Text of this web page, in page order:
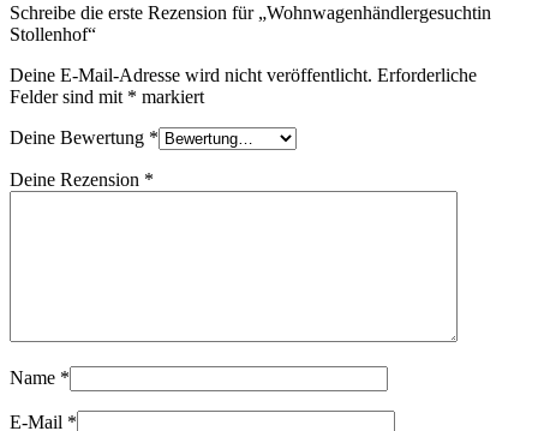
Schreibe die erste Rezension für „Wohnwagenhändlergesuchtin
Stollenhof“
Deine E-Mail-Adresse wird nicht veröffentlicht. Erforderliche
Felder sind mit * markiert
Deine Bewertung *
Deine Rezension *
Name *
E-Mail *